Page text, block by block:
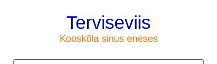
Terviseviis
Kooskõla sinus eneses